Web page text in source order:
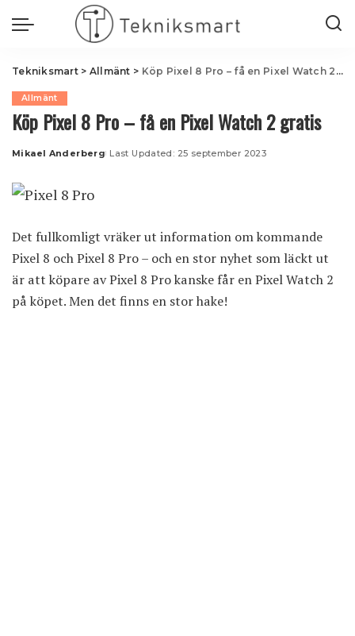
Tekniksmart> Allmänt > Köp Pixel 8 Pro – få en Pixel Watch 2 gratis
Allmänt
Köp Pixel 8 Pro – få en Pixel Watch 2 gratis
Posted
Mikael Anderberg Last Updated: 25 september 2023
Det fullkomligt vräker ut information om kommande
Pixel 8 och Pixel 8 Pro – och en stor nyhet som läckt ut
är att köpare av Pixel 8 Pro kanske får en Pixel Watch 2
på köpet. Men det finns en stor hake!